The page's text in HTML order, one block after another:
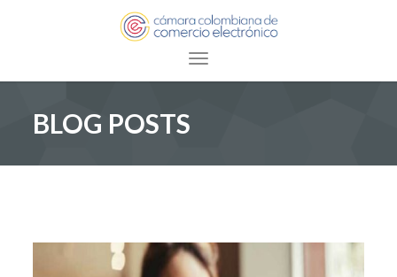
Toggle navigation
BLOG POSTS